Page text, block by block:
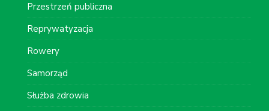
Przestrzeń publiczna
Reprywatyzacja
Rowery
Samorząd
Służba zdrowia